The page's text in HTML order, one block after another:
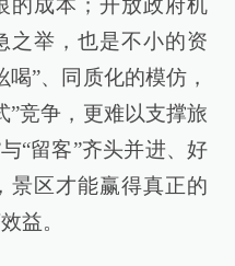
的成本；开放政府机
之举，也是不小的资
”、同质化的模仿，
”竞争，更难以支撑旅
“留客”齐头并进、好
景区才能赢得真正的
益。